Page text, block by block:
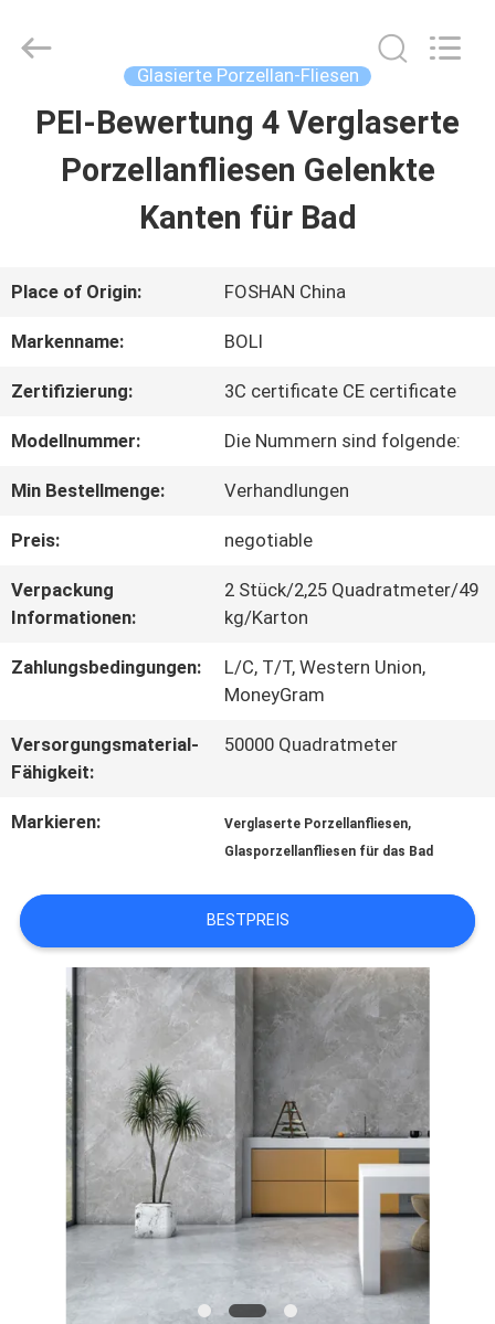
ZU
HAUSE
VIDEOS
UNS
WERKSBESICHTIGUNG
QUALITÄTSKONTROLLE
MIT
UNS
ANGEBOT
SITEMAP
DATENSCHUTZRICHTLINIE
BOLI
CERAMICS
Reserved.
Glasierte Porzellan-Fliesen
PEI-Bewertung 4 Verglaserte
Porzellanfliesen Gelenkte
Kanten für Bad
Place of Origin: FOSHAN China
Markenname: BOLI
Zertifizierung: 3C certificate CE certificate
Modellnummer: Die Nummern sind folgende:
Min Bestellmenge: Verhandlungen
Preis: negotiable
Verpackung
Informationen:
2 Stück/2,25 Quadratmeter/49
kg/Karton
Zahlungsbedingungen:
L/C, T/T, Western Union,
MoneyGram
Versorgungsmaterial-
Fähigkeit:
50000 Quadratmeter
Markieren: Verglaserte Porzellanfliesen,
Glasporzellanfliesen für das Bad
BESTPREIS